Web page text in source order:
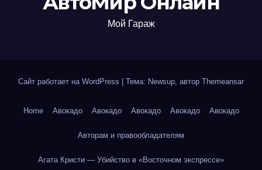
Мой Гараж
Сайт работает на WordPress Тема: Newsup, автор Themeansar
Home Авокадо Авокадо Авокадо Авокадо Авокадо
Авторам и правообладателям
Агата Кристи — Убийство в «Восточном экспрессе»